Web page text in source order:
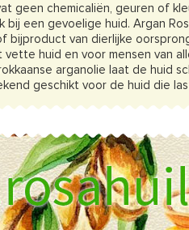
geen chemicaliën, geuren of
bij een gevoelige huid. Argan
van dierlijke
huid en voor mensen van
arganolie laat de huid
geschikt voor de huid die